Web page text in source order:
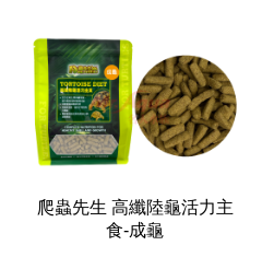
爬蟲先生 高纖陸龜活力主
食-成龜